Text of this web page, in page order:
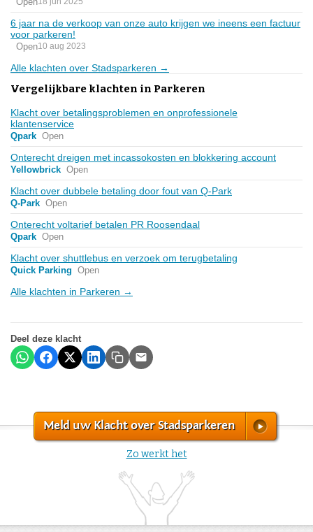
6 jaar na de verkoop van onze auto krijgen we ineens een factuur
voor parkeren!
Open10 aug 2023
Alle klachten over Stadsparkeren →
Vergelijkbare klachten in Parkeren
Klacht over betalingsproblemen en onprofessionele
klantenservice
Qpark Open
Onterecht dreigen met incassokosten en blokkering account
Yellowbrick Open
Klacht over dubbele betaling door fout van Q-Park
Q-Park Open
Onterecht voltarief betalen PR Roosendaal
Qpark Open
Klacht over shuttlebus en verzoek om terugbetaling
Quick Parking Open
Alle klachten in Parkeren →
Deel deze klacht
Meld uw Klacht over Stadsparkeren
Zo werkt het